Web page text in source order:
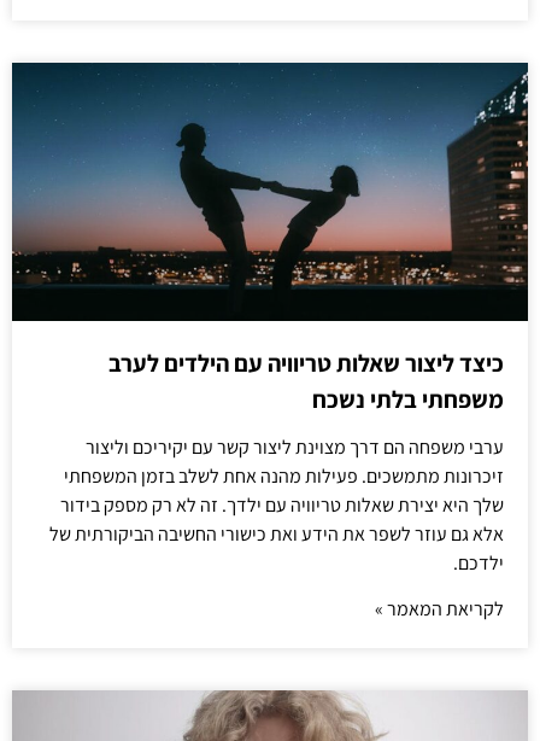
כיצד ליצור שאלות טריוויה עם הילדים לערב
משפחתי בלתי נשכח
ערבי משפחה הם דרך מצוינת ליצור קשר עם יקיריכם וליצור
זיכרונות מתמשכים. פעילות מהנה אחת לשלב בזמן המשפחתי
שלך היא יצירת שאלות טריוויה עם ילדך. זה לא רק מספק בידור
אלא גם עוזר לשפר את הידע ואת כישורי החשיבה הביקורתית של
ילדכם.
לקריאת המאמר »